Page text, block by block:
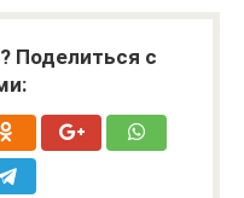
Поделиться с